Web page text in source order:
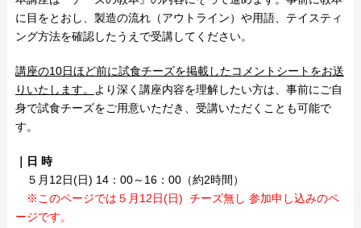
に目をとおし、製造の流れ（アウトライン）や用語、テイスティ
ング方法を確認したうえで受講してください。
講座の10日ほど前に試食チーズを掲載したコメントシートをお送
りいたします。 より深く講座内容を理解したい方は、事前にご自
身で試食チーズをご用意いただき、受講いただくことも可能で
す。
｜日 時
５月12日(日) 14：00～16：00（約2時間）
※このページでは５月12日(日) チーズ無し 参加申し込みのペ
ージです。